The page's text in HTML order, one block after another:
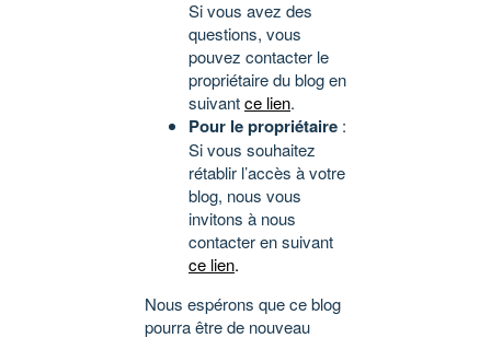
Si vous avez des
questions, vous
pouvez contacter le
propriétaire du blog en
suivantce lien.
Pour le propriétaire :
Si vous souhaitez
rétablir l’accès à votre
blog, nous vous
invitons à nous
contacter en suivant
ce lien.
Nous espérons que ce blog
pourra être de nouveau